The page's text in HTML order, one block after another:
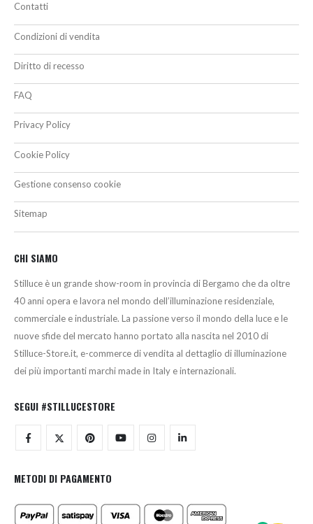
Contatti
Condizioni di vendita
Diritto di recesso
FAQ
Privacy Policy
Cookie Policy
Gestione consenso cookie
Sitemap
CHI SIAMO
Stilluce è un grande show-room in provincia di Bergamo che da oltre
40 anni opera e lavora nel mondo dell’illuminazione residenziale,
commerciale e industriale. La passione verso il mondo della luce e le
nuove sfide del mercato hanno portato alla nascita nel 2010 di
Stilluce-Store.it, e-commerce di vendita al dettaglio di illuminazione
dei più importanti marchi made in Italy e internazionali.
SEGUI #STILLUCESTORE
METODI DI PAGAMENTO